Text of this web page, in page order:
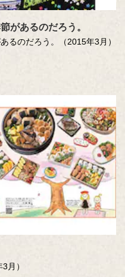
があるのだろう。
るのだろう。（2015年3月）
はキッコーマンのしょうゆ
月）